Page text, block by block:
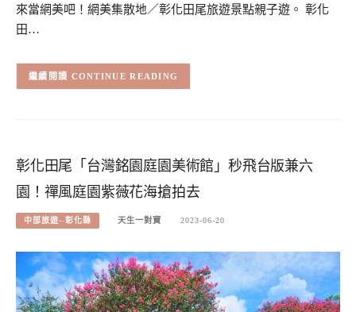
來當網美吧！網美集散地／彰化田尾旅遊景點親子遊。 彰化
田…
CONTINUE READING
彰化田尾「台灣銘園庭園美術館」秒飛台版兼六
園！禪風庭園紫薇花海搶拍去
中部旅遊--彰化縣 天生一對寶 2023-06-20